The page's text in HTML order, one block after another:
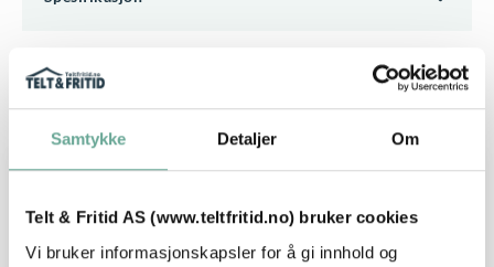
Samtykke Detaljer Om
Telt & Fritid AS (www.teltfritid.no) bruker cookies
Vi bruker informasjonskapsler for å gi innhold og
Relaterte produkter
BOD & OPPBEVARING